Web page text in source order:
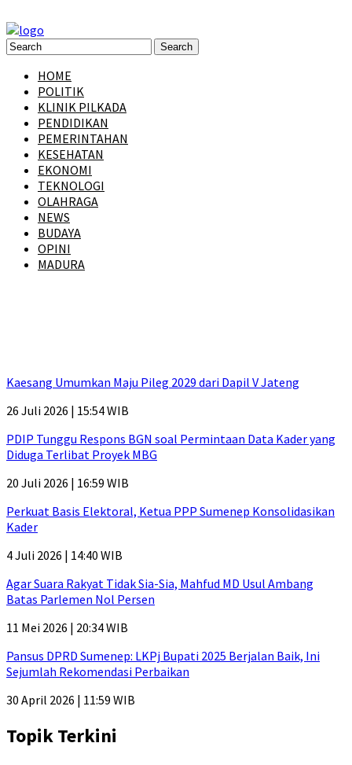
HOME
POLITIK
KLINIK PILKADA
PENDIDIKAN
PEMERINTAHAN
KESEHATAN
EKONOMI
TEKNOLOGI
OLAHRAGA
NEWS
BUDAYA
OPINI
MADURA
Kaesang Umumkan Maju Pileg 2029 dari Dapil V Jateng
26 Juli 2026 | 15:54 WIB
PDIP Tunggu Respons BGN soal Permintaan Data Kader yang
Diduga Terlibat Proyek MBG
20 Juli 2026 | 16:59 WIB
Perkuat Basis Elektoral, Ketua PPP Sumenep Konsolidasikan
Kader
4 Juli 2026 | 14:40 WIB
Agar Suara Rakyat Tidak Sia-Sia, Mahfud MD Usul Ambang
Batas Parlemen Nol Persen
11 Mei 2026 | 20:34 WIB
Pansus DPRD Sumenep: LKPj Bupati 2025 Berjalan Baik, Ini
Sejumlah Rekomendasi Perbaikan
30 April 2026 | 11:59 WIB
Topik Terkini